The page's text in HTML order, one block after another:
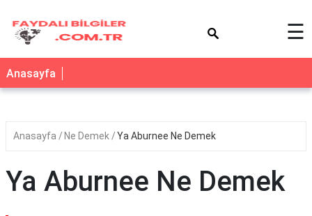
☰
Anasayfa
Anasayfa Ne Demek Ya Aburnee Ne Demek
Ya Aburnee Ne Demek